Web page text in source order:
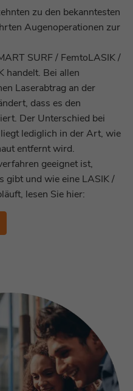
zu den bekanntesten
Augenoperationen zur
SURF / FemtoLASIK /
handelt. Bei allen
Laserabtrag an der
dass es den
Der Unterschied bei
lediglich in der Art, wie
entfernt wird.
geeignet ist,
gibt und wie eine LASIK /
lesen Sie hier: